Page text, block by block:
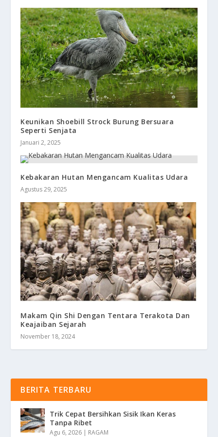
Keunikan Shoebill Strock Burung Bersuara
Seperti Senjata
Januari 2, 2025
Kebakaran Hutan Mengancam Kualitas Udara
Agustus 29, 2025
Makam Qin Shi Dengan Tentara Terakota Dan
Keajaiban Sejarah
November 18, 2024
BERITA TERBARU
Trik Cepat Bersihkan Sisik Ikan Keras
Tanpa Ribet
Agu 6, 2026 | RAGAM